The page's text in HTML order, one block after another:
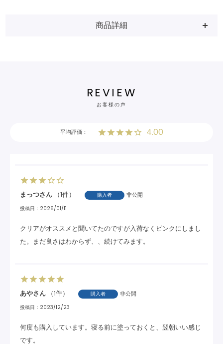
商品詳細
REVIEW
お客様の声
4.00
まっつ 1 購入者 非公開
投稿日 2026/01/11
クリアがオススメと聞いてたのですが入荷なくピンクにしまし
た。まだ良さはわからず、、続けてみます。
あや 1 購入者 非公開
投稿日 2023/12/23
何度も購入しています。寝る前に塗っておくと、翌朝いい感じ
です。